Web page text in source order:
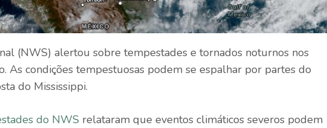
(NWS) alertou sobre tempestades e tornados noturnos nos
As condições tempestuosas podem se espalhar por partes do
do Mississippi.
do NWS relataram que eventos climáticos severos podem